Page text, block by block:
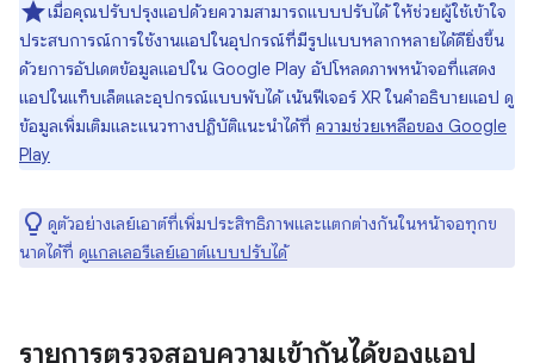
เมื่อคุณปรับปรุงแอปด้วยความสามารถแบบปรับได้ ให้ช่วยผู้ใช้เข้าใจ
ประสบการณ์การใช้งานแอปในอุปกรณ์ที่มีรูปแบบหลากหลายได้ดียิ่งขึ้น
ด้วยการอัปเดตข้อมูลแอปใน Google Play อัปโหลดภาพหน้าจอที่แสดง
แอปในแท็บเล็ตและอุปกรณ์แบบพับได้ เน้นฟีเจอร์ XR ในคำอธิบายแอป ดู
ข้อมูลเพิ่มเติมและแนวทางปฏิบัติแนะนำได้ที่ ความช่วยเหลือของ Google
Play
ดูตัวอย่างเลย์เอาต์ที่เพิ่มประสิทธิภาพและแตกต่างกันในหน้าจอทุกข
นาดได้ที่ ดูแกลเลอรีเลย์เอาต์แบบปรับได้
รายการตรวจสอบความเข้ากันได้ของแอป